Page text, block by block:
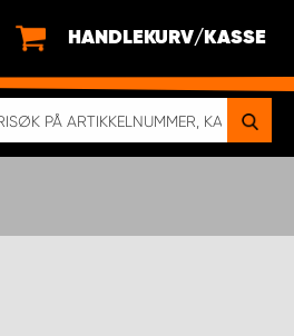
HANDLEKURV/KASSE